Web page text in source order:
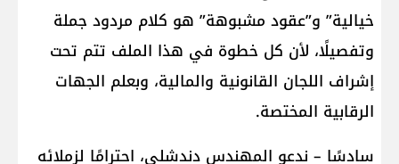
خيالية” و”عقود مشبوهة” هو كلام مردود جملة
وتفصيلًا، لأن كل خطوة في هذا الملف تتم تحت
إشراف اللجان القانونية والمالية، وبعلم الجهات
الرقابية المختصة.
سادسًا – ندعو المهندس دندشلي، احترامًا لزملائه